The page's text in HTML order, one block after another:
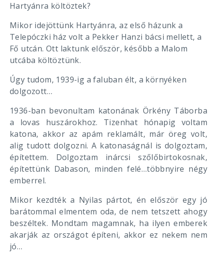
Hartyánra költöztek?
Mikor idejöttünk Hartyánra, az első házunk a
Telepóczki ház volt a Pekker Hanzi bácsi mellett, a
Fő utcán. Ott laktunk először, később a Malom
utcába költöztünk.
Úgy tudom, 1939-ig a faluban élt, a környéken
dolgozott…
1936-ban bevonultam katonának Örkény Táborba
a lovas huszárokhoz. Tizenhat hónapig voltam
katona, akkor az apám reklamált, már öreg volt,
alig tudott dolgozni. A katonaságnál is dolgoztam,
építettem. Dolgoztam inárcsi szőlőbirtokosnak,
építettünk Dabason, minden felé…többnyire négy
emberrel.
Mikor kezdték a Nyilas pártot, én először egy jó
barátommal elmentem oda, de nem tetszett ahogy
beszéltek. Mondtam magamnak, ha ilyen emberek
akarják az országot építeni, akkor ez nekem nem
jó…